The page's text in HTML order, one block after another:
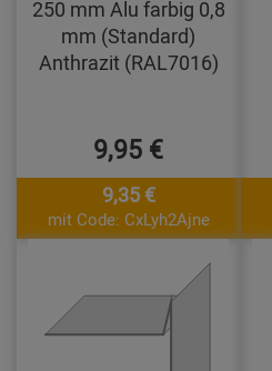
250 mm Alu farbig 0,8
mm (Standard)
Anthrazit (RAL7016)
9,95 €
9,35 €
mit Code: CxLyh2Ajne